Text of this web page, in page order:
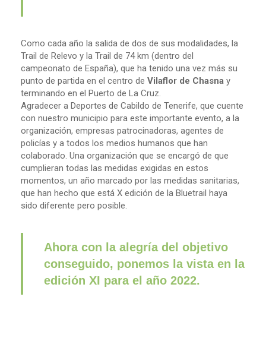
Como cada año la salida de dos de sus modalidades, la
Trail de Relevo y la Trail de 74 km (dentro del
campeonato de España), que ha tenido una vez más su
punto de partida en el centro de Vilaflor de Chasna y
terminando en el Puerto de La Cruz.
Agradecer a Deportes de Cabildo de Tenerife, que cuente
con nuestro municipio para este importante evento, a la
organización, empresas patrocinadoras, agentes de
policías y a todos los medios humanos que han
colaborado. Una organización que se encargó de que
cumplieran todas las medidas exigidas en estos
momentos, un año marcado por las medidas sanitarias,
que han hecho que está X edición de la Bluetrail haya
sido diferente pero posible.
Ahora con la alegría del objetivo
conseguido, ponemos la vista en la
edición XI para el año 2022.